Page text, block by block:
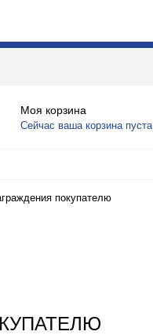
Моя корзина
Сейчас ваша корзина пуста
покупателю